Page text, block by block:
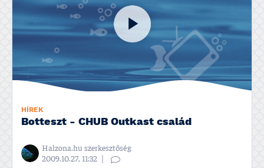
HÍREK
Botteszt - CHUB Outkast család
Halzona.hu szerkesztőség
2009.10.27, 11:32